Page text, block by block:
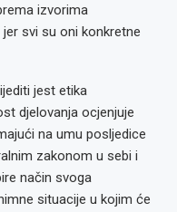
izvorima
svi su oni konkretne
jest etika
djelovanja ocjenjuje
na umu posljedice
zakonom u sebi i
način svoga
situacije u kojim će